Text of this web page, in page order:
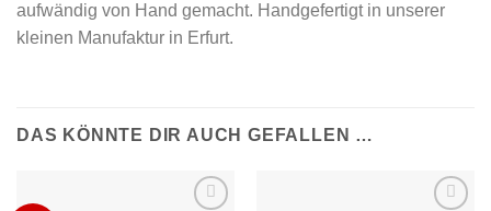
aufwändig von Hand gemacht. Handgefertigt in unserer
kleinen Manufaktur in Erfurt.
DAS KÖNNTE DIR AUCH GEFALLEN …